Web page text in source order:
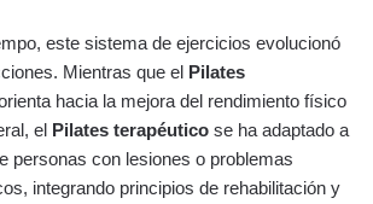
este sistema de ejercicios evolucionó
Mientras que el Pilates
hacia la mejora del rendimiento físico
el Pilates terapéutico se ha adaptado a
personas con lesiones o problemas
integrando principios de rehabilitación y